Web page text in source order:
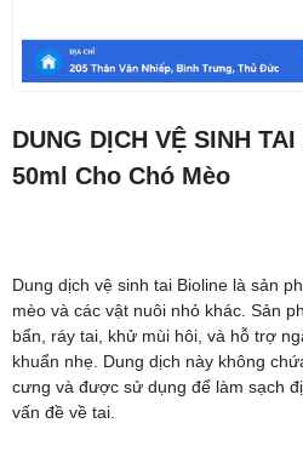
DUNG DỊCH VỆ SINH
50ml Cho Chó Mèo
Dung dịch vệ sinh tai Bioline là sản
mèo và các vật nuôi nhỏ khác. Sản
bẩn, ráy tai, khử mùi hôi, và hỗ trợ
khuẩn nhẹ. Dung dịch này không
cưng và được sử dụng để làm sạch
vấn đề về tai.